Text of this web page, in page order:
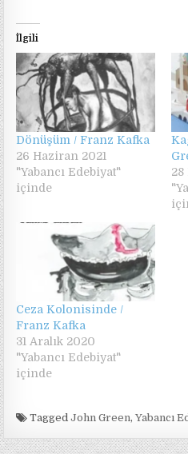
İlgili
Dönüşüm / Franz Kafka
26 Haziran 2021
"Yabancı Edebiyat"
içinde
28
Ceza Kolonisinde /
Franz Kafka
31 Aralık 2020
"Yabancı Edebiyat"
içinde
TaggedJohn Green,Yabancı